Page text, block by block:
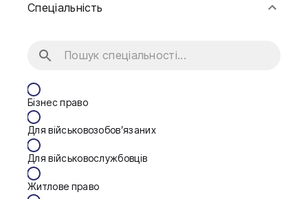
Житомир
Львів
Спеціальність
Бізнес право
Для військовозобов’язаних
Для військовослужбовців
Житлове право